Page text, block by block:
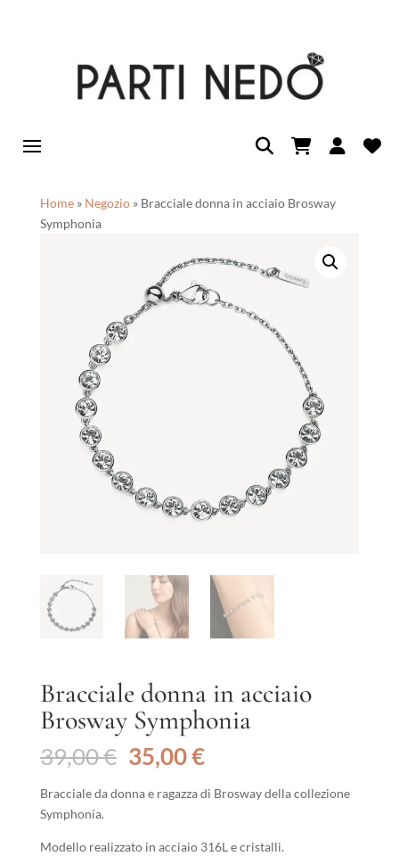
Home» Negozio» Bracciale donna in acciaio Brosway
Symphonia
Bracciale donna in acciaio
Brosway Symphonia
39,00€ Il
prezzo
originale
39,00 €.
35,00€Il
attuale
35,00 €.
Bracciale da donna e ragazza di Brosway della collezione
Symphonia.
Modello realizzato in acciaio 316L e cristalli.